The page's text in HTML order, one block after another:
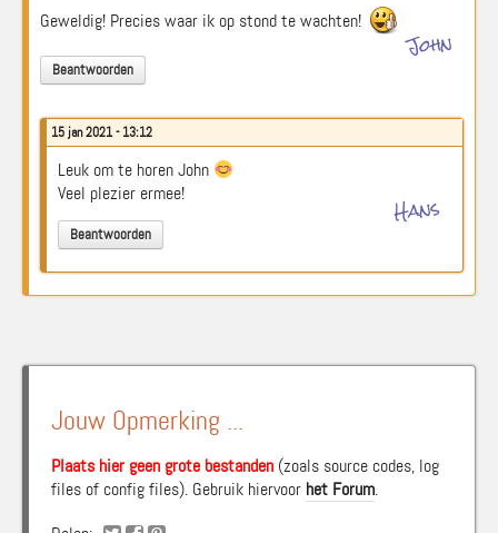
Geweldig! Precies waar ik op stond te wachten!
Beantwoorden
John
15 jan 2021 - 13:12
Leuk om te horen John
Veel plezier ermee!
Beantwoorden
Hans
Jouw Opmerking ...
Plaats hier geen grote bestanden (zoals source codes, log
files of config files). Gebruik hiervoor het Forum.